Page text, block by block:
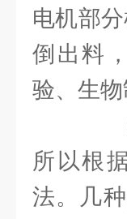
电机部
倒出料
验、生
由
所以根
法。几